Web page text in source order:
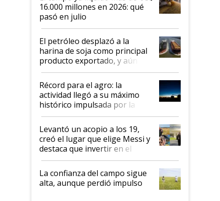
16.000 millones en 2026: qué
pasó en julio
El petróleo desplazó a la
harina de soja como principal
producto exportado, y aún así
el agro aportó casi seis de cada
diez dólares y sostuvo el
liderazgo en un semestre
récord
Récord para el agro: la
actividad llegó a su máximo
histórico impulsada por la
cosecha y las exportaciones
Levantó un acopio a los 19,
creó el lugar que elige Messi y
destaca que invertir en el
kirchnerismo era como "darle
plata a un hijo para droga":
Juan Félix Rossetti, el libertario
que de una dura crisis salió
La confianza del campo sigue
alta, aunque perdió impulso